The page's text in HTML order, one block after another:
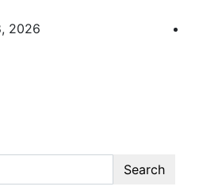
2026
চেতনায় উদ্বুদ্ধ মুখপত্র
Search